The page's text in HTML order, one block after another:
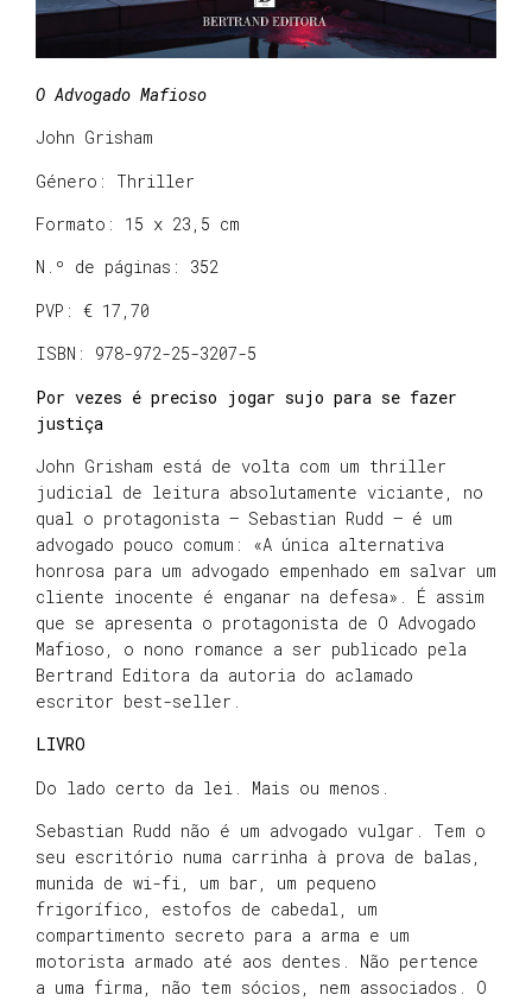
O Advogado Mafioso
John Grisham
Género: Thriller
Formato: 15 x 23,5 cm
N.º de páginas: 352
PVP: € 17,70
ISBN: 978-972-25-3207-5
Por vezes é preciso jogar sujo para se fazer
justiça
John Grisham está de volta com um thriller
judicial de leitura absolutamente viciante, no
qual o protagonista – Sebastian Rudd – é um
advogado pouco comum: «A única alternativa
honrosa para um advogado empenhado em salvar um
cliente inocente é enganar na defesa». É assim
que se apresenta o protagonista de O Advogado
Mafioso, o nono romance a ser publicado pela
Bertrand Editora da autoria do aclamado
escritor best-seller.
LIVRO
Do lado certo da lei. Mais ou menos.
Sebastian Rudd não é um advogado vulgar. Tem o
seu escritório numa carrinha à prova de balas,
munida de wi-fi, um bar, um pequeno
frigorífico, estofos de cabedal, um
compartimento secreto para a arma e um
motorista armado até aos dentes. Não pertence
a uma firma, não tem sócios, nem associados. O